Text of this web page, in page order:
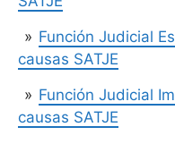
Función Judicial
causas SATJE
Función Judicial
causas SATJE